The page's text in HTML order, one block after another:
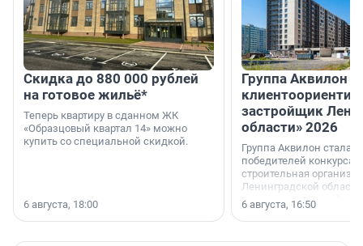
Скидка до 880 000 рублей
на готовое жильё*
Теперь квартиру в сданном ЖК
«Образцовый квартал 14» можно
купить со специальной скидкой.
6 августа, 18:00
Группа Аквилон
застройщик
области» 2026
Группа Аквилон стала
победителей конкурса
строительная
Ленинградской области
номинации «Самый
застройщик
области».
6 августа, 16:50